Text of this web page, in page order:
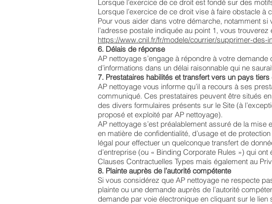
Lorsque l’exercice de ce droit est fondé sur des
Lorsque l’exercice de ce droit vise à faire obstacle
Pour vous aider dans votre démarche, notamment
l’adresse postale indiquée au point 1, vous
https://www.cnil.fr/fr/modele/courrier/supprimer-des-
6. Délais de réponse
AP nettoyage s’engage à répondre à votre
d’informations dans un délai raisonnable qui ne
7. Prestataires habilités et transfert vers un pays tiers
AP nettoyage vous informe qu’il a recours à ses
communiqué. Ces prestataires peuvent être situés
des divers formulaires présents sur le Site (à
proposé et exploité par AP nettoyage).
AP nettoyage s’est préalablement assuré de la
en matière de confidentialité, d’usage et de
légal pour effectuer un quelconque transfert de
d’entreprise (ou « Binding Corporate Rules ») qui
Clauses Contractuelles Types mais également au
8. Plainte auprès de l’autorité compétente
Si vous considérez que AP nettoyage ne respecte
plainte ou une demande auprès de l’autorité
demande par voie électronique en cliquant sur le lien